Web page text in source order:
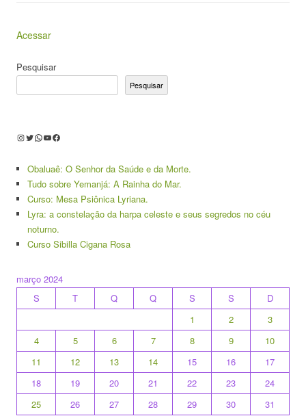
Acessar
Pesquisar
Pesquisar
Instagram
Twitter
WhatsApp
Youtube
Facebook
Obaluaê: O Senhor da Saúde e da Morte.
Tudo sobre Yemanjá: A Rainha do Mar.
Curso: Mesa Psiônica Lyriana.
Lyra: a constelação da harpa celeste e seus segredos no céu
noturno.
Curso Sibilla Cigana Rosa
março 2024
S
T Q Q S S
D
1
2
3
4
5 6 7 8 9
10
11
12 13 14 15 16
17
18
19 20 21 22 23
24
25
26 27 28 29 30
31